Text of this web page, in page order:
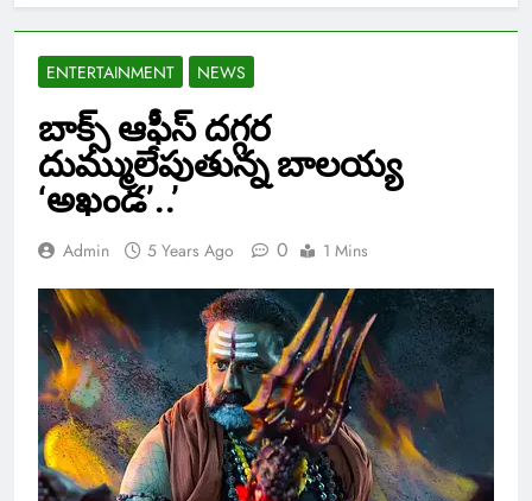
ENTERTAINMENT NEWS
బాక్స్ ఆఫీస్ దగ్గర
దుమ్ములేపుతున్న బాలయ్య
‘అఖండ’..’
Admin 5 Years Ago 0 1 Mins